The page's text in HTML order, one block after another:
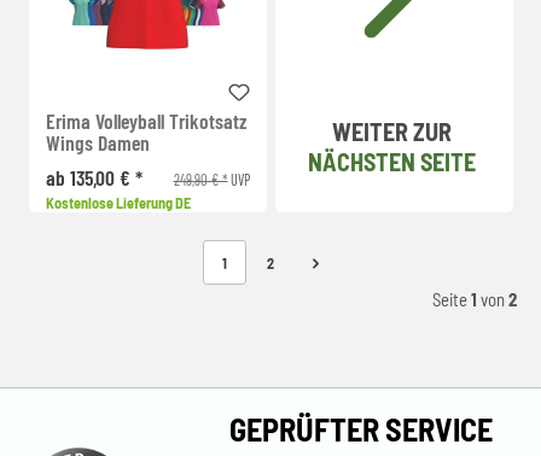
Erima Volleyball Trikotsatz
Wings Damen
ab 135,00 € *
249,90 € *UVP
Kostenlose Lieferung DE
WEITER ZUR
NÄCHSTEN SEITE
1 2
Seite1 von2
GEPRÜFTER SERVICE